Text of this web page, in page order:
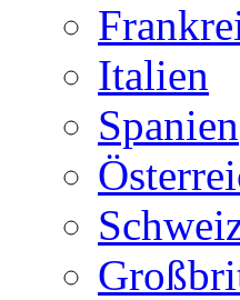
Italien
Spanien